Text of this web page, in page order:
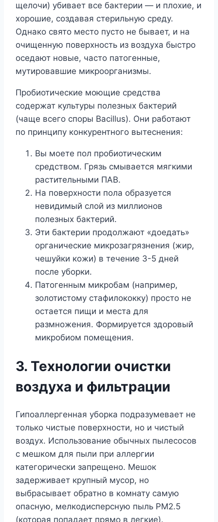
щелочи) убивает все бактерии — и плохие, и
хорошие, создавая стерильную среду.
Однако свято место пусто не бывает, и на
очищенную поверхность из воздуха быстро
оседают новые, часто патогенные,
мутировавшие микроорганизмы.
Пробиотические моющие средства
содержат культуры полезных бактерий
(чаще всего споры Bacillus). Они работают
по принципу конкурентного вытеснения:
Вы моете пол пробиотическим
средством. Грязь смывается мягкими
растительными ПАВ.
На поверхности пола образуется
невидимый слой из миллионов
полезных бактерий.
Эти бактерии продолжают «доедать»
органические микрозагрязнения (жир,
чешуйки кожи) в течение 3-5 дней
после уборки.
Патогенным микробам (например,
золотистому стафилококку) просто не
остается пищи и места для
размножения. Формируется здоровый
микробиом помещения.
3. Технологии очистки
воздуха и фильтрации
Гипоаллергенная уборка подразумевает не
только чистые поверхности, но и чистый
воздух. Использование обычных пылесосов
с мешком для пыли при аллергии
категорически запрещено. Мешок
задерживает крупный мусор, но
выбрасывает обратно в комнату самую
опасную, мелкодисперсную пыль PM2.5
(которая попадает прямо в легкие).